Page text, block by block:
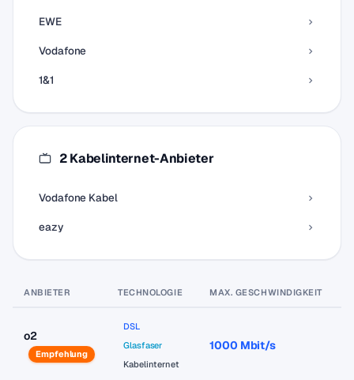
EWE
Vodafone
1&1
2 Kabelinternet-Anbieter
Vodafone Kabel
eazy
ANBIETER TECHNOLOGIE MAX. GESCHWINDIGKEIT
o2
Empfehlung
DSL
Glasfaser
Kabelinternet
1000 Mbit/s